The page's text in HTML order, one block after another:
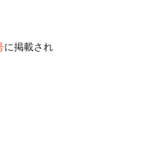
に掲載され